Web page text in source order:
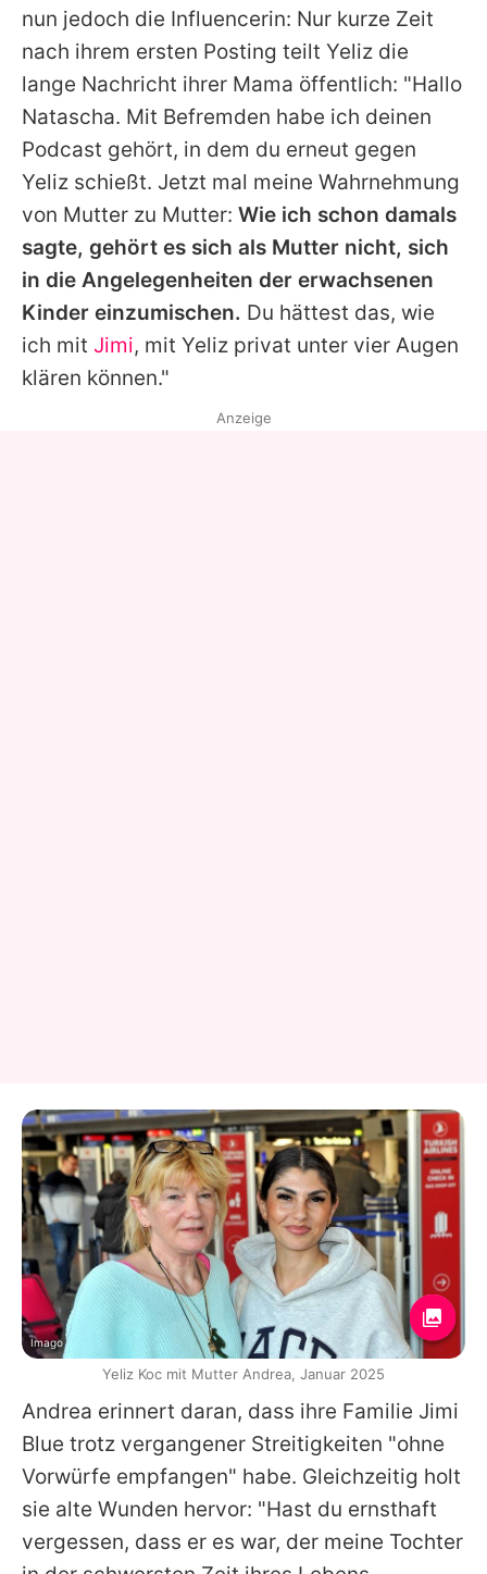
Utiq verwalten
nun jedoch die Influencerin: Nur kurze Zeit
nach ihrem ersten Posting teilt Yeliz die
lange Nachricht ihrer Mama öffentlich: "Hallo
Natascha. Mit Befremden habe ich deinen
Podcast gehört, in dem du erneut gegen
Yeliz schießt. Jetzt mal meine Wahrnehmung
von Mutter zu Mutter: Wie ich schon damals
sagte, gehört es sich als Mutter nicht, sich
in die Angelegenheiten der erwachsenen
Kinder einzumischen. Du hättest das, wie
ich mit Jimi, mit Yeliz privat unter vier Augen
klären können."
Andrea erinnert daran, dass ihre Familie Jimi
Blue trotz vergangener Streitigkeiten "ohne
Vorwürfe empfangen" habe. Gleichzeitig holt
sie alte Wunden hervor: "Hast du ernsthaft
vergessen, dass er es war, der meine Tochter
Anzeige
Imago
Yeliz Koc mit Mutter Andrea, Januar 2025